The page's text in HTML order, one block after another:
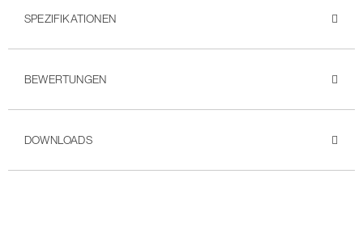
SPEZIFIKATIONEN
BEWERTUNGEN
DOWNLOADS